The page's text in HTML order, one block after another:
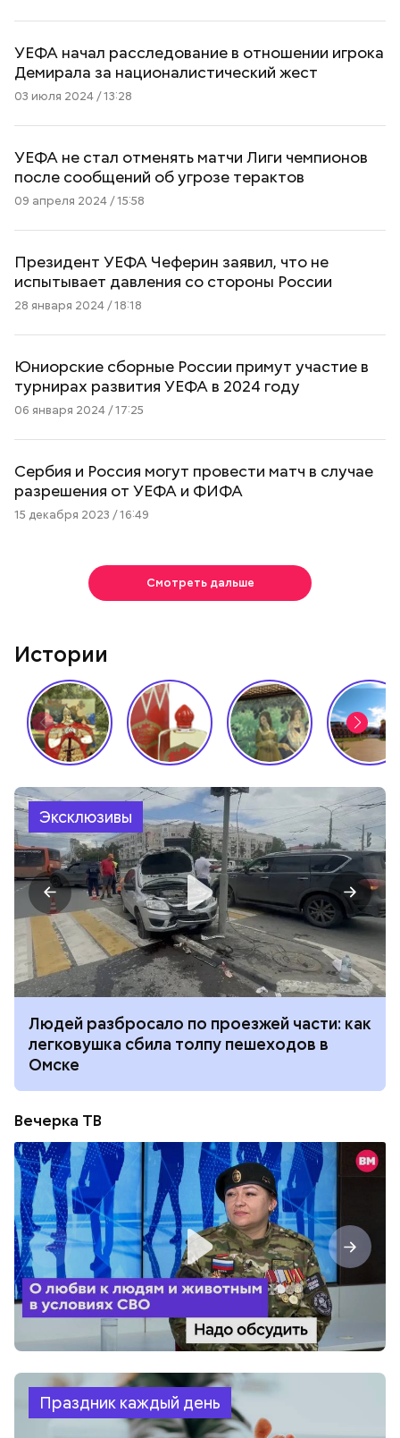
УЕФА начал расследование в отношении игрока
Демирала за националистический жест
03 июля 2024 / 13:28
УЕФА не стал отменять матчи Лиги чемпионов
после сообщений об угрозе терактов
09 апреля 2024 / 15:58
Президент УЕФА Чеферин заявил, что не
испытывает давления со стороны России
28 января 2024 / 18:18
Юниорские сборные России примут участие в
турнирах развития УЕФА в 2024 году
06 января 2024 / 17:25
Сербия и Россия могут провести матч в случае
разрешения от УЕФА и ФИФА
15 декабря 2023 / 16:49
Смотреть дальше
Истории
Эксклюзивы
Людей разбросало по проезжей части: как
легковушка сбила толпу пешеходов в
Омске
Вечерка ТВ
Праздник каждый день